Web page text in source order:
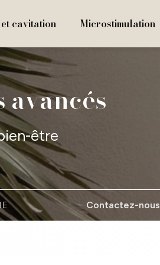
cavitation Microstimulation
avancés
être
Contactez-nous